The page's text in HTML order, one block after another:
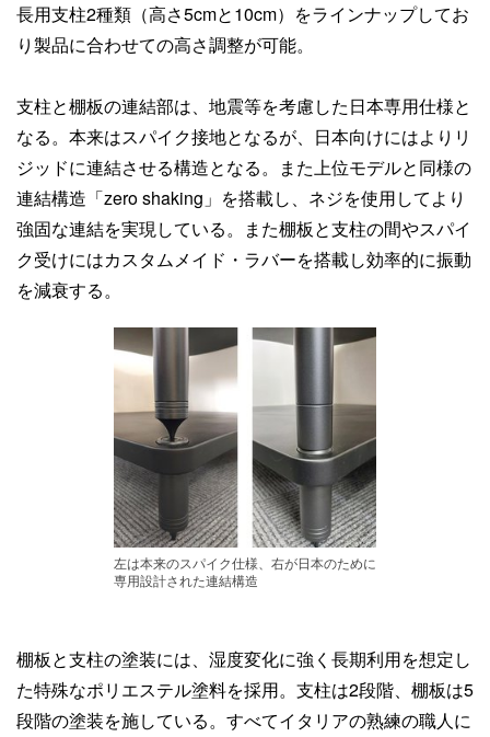
長用支柱2種類（高さ5cmと10cm）をラインナップしてお
り製品に合わせての高さ調整が可能。
支柱と棚板の連結部は、地震等を考慮した日本専用仕様と
なる。本来はスパイク接地となるが、日本向けにはよりリ
ジッドに連結させる構造となる。また上位モデルと同様の
連結構造「zero shaking」を搭載し、ネジを使用してより
強固な連結を実現している。また棚板と支柱の間やスパイ
ク受けにはカスタムメイド・ラバーを搭載し効率的に振動
を減衰する。
左は本来のスパイク仕様、右が日本のために
専用設計された連結構造
棚板と支柱の塗装には、湿度変化に強く長期利用を想定し
た特殊なポリエステル塗料を採用。支柱は2段階、棚板は5
段階の塗装を施している。すべてイタリアの熟練の職人に